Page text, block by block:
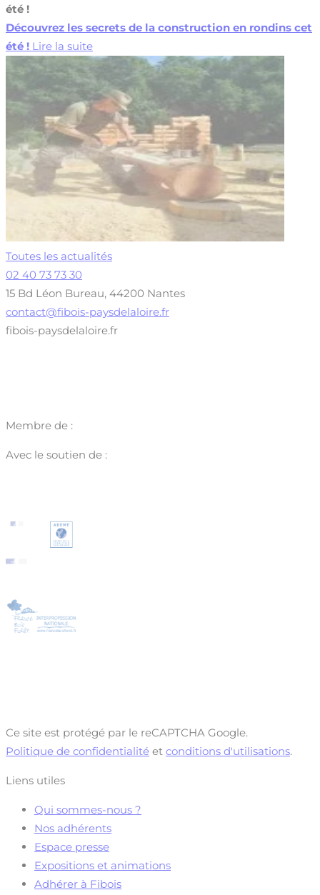
été !
Découvrez les secrets de la construction en rondins cet
été ! Lire la suite
Toutes les actualités
02 40 73 73 30
15 Bd Léon Bureau, 44200 Nantes
contact@fibois-paysdelaloire.fr
fibois-paysdelaloire.fr
Membre de :
Avec le soutien de :
Ce site est protégé par le reCAPTCHA Google.
Politique de confidentialité et conditions d'utilisations.
Liens utiles
Qui sommes-nous ?
Nos adhérents
Espace presse
Expositions et animations
Adhérer à Fibois